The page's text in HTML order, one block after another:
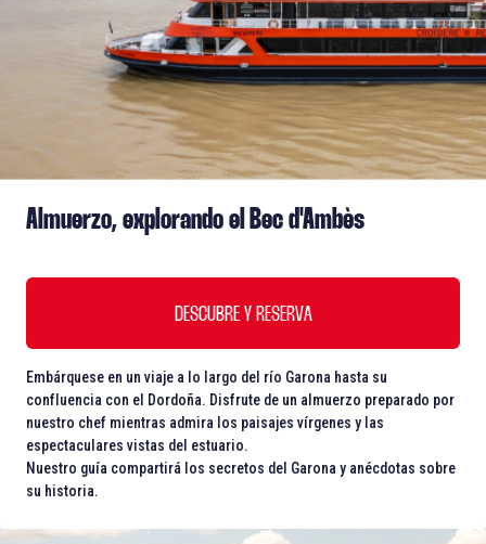
Almuerzo, explorando el Bec d'Ambès
DESCUBRE Y RESERVA
Embárquese en un viaje a lo largo del río Garona hasta su
confluencia con el Dordoña. Disfrute de un almuerzo preparado por
nuestro chef mientras admira los paisajes vírgenes y las
espectaculares vistas del estuario.
Nuestro guía compartirá los secretos del Garona y anécdotas sobre
su historia.